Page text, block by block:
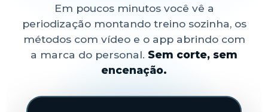
Em poucos minutos você vê a
periodização montando treino sozinha, os
métodos com vídeo e o app abrindo com
a marca do personal. Sem corte, sem
encenação.